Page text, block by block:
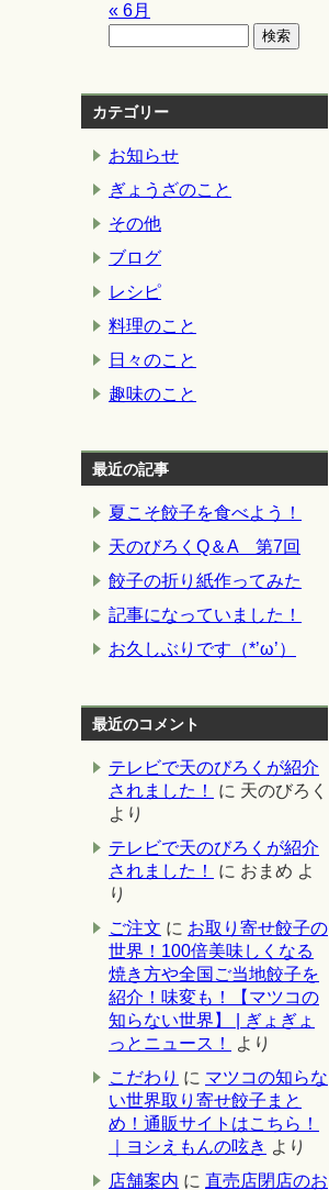
« 6月
カテゴリー
お知らせ
ぎょうざのこと
その他
ブログ
レシピ
料理のこと
日々のこと
趣味のこと
最近の記事
夏こそ餃子を食べよう！
天のびろくQ＆A 第7回
餃子の折り紙作ってみた
記事になっていました！
お久しぶりです（*’ω’）
最近のコメント
テレビで天のびろくが紹介
されました！
に 天のびろく
より
テレビで天のびろくが紹介
されました！
に おまめ よ
り
ご注文 に お取り寄せ餃子の
世界！100倍美味しくなる
焼き方や全国ご当地餃子を
紹介！味変も！【マツコの
知らない世界】 | ぎょぎょ
っとニュース！
より
こだわり に マツコの知らな
い世界取り寄せ餃子まと
め！通販サイトはこちら！
｜ヨシえもんの呟き より
店舗案内 に 直売店閉店のお